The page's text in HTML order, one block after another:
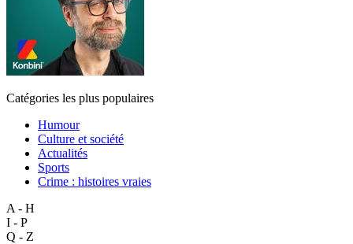
Catégories les plus populaires
Humour
Culture et société
Actualités
Sports
Crime : histoires vraies
A - H
I - P
Q - Z